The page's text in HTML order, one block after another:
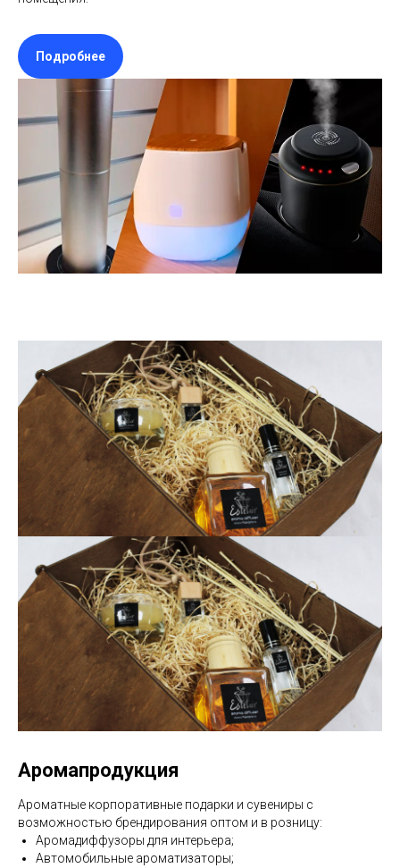
Подробнее
Аромапродукция
Ароматные корпоративные подарки и сувениры с
возможностью брендирования оптом и в розницу:
Аромадиффузоры для интерьера;
Автомобильные ароматизаторы;